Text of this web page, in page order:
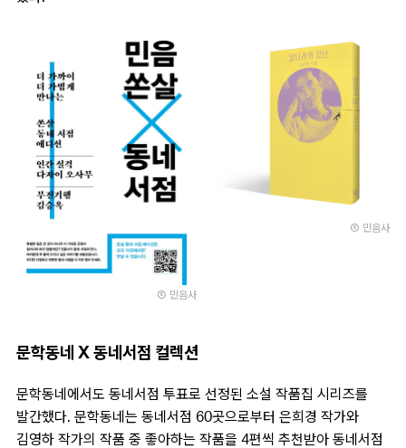
Ⓒ 민음사
Ⓒ 민음사
문학동네 X 동네서점 컬렉션
문학동네에서도 동네서점 투표로 선정된 소설 작품집 시리즈를
발간했다. 문학동네는 동네서점 60곳으로부터 은희경 작가와
김영하 작가의 작품 중 좋아하는 작품을 4편씩 추천받아 동네서점